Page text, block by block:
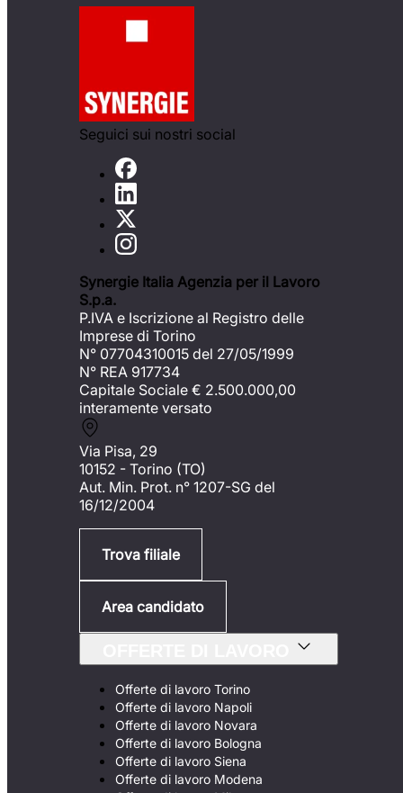
Seguici sui nostri social
Synergie Italia Agenzia per il Lavoro
S.p.a.
P.IVA e Iscrizione al Registro delle
Imprese di Torino
N° 07704310015 del 27/05/1999
N° REA 917734
Capitale Sociale € 2.500.000,00
interamente versato
Via Pisa, 29
10152 - Torino (TO)
Aut. Min. Prot. n° 1207-SG del
16/12/2004
Trova filiale
Area candidato
Offerte di lavoro Torino
Offerte di lavoro Napoli
Offerte di lavoro Novara
Offerte di lavoro Bologna
Offerte di lavoro Siena
Offerte di lavoro Modena